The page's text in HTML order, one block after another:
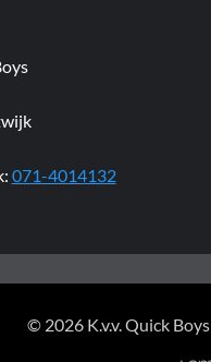
071-4014132
© 2026 K.v.v. Quick Boys